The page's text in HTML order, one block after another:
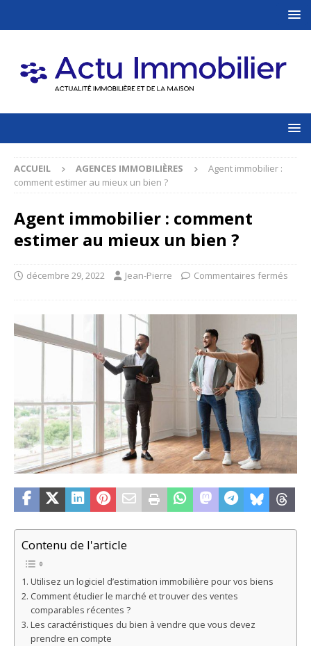
ACCUEIL AGENCES IMMOBILIÈRES
Agent immobilier :
comment estimer au mieux un bien ?
Agent immobilier : comment
estimer au mieux un bien ?
décembre 29, 2022 Jean-Pierre Commentaires fermés
Contenu de l'article
Utilisez un logiciel d’estimation immobilière pour vos biens
Comment étudier le marché et trouver des ventes
comparables récentes ?
Les caractéristiques du bien à vendre que vous devez
prendre en compte